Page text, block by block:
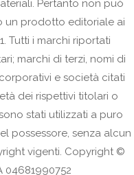
Pertanto non può
un prodotto editoriale ai
Tutti i marchi riportati
marchi di terzi, nomi di
e società citati
dei rispettivi titolari o
stati utilizzati a puro
possessore, senza alcun
vigenti. Copyright ©
04681990752